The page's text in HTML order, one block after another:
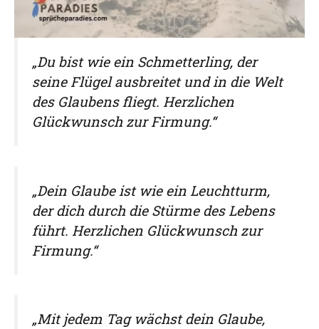
„Du bist wie ein Schmetterling, der
seine Flügel ausbreitet und in die Welt
des Glaubens fliegt. Herzlichen
Glückwunsch zur Firmung.“
„Dein Glaube ist wie ein Leuchtturm,
der dich durch die Stürme des Lebens
führt. Herzlichen Glückwunsch zur
Firmung.“
„Mit jedem Tag wächst dein Glaube,